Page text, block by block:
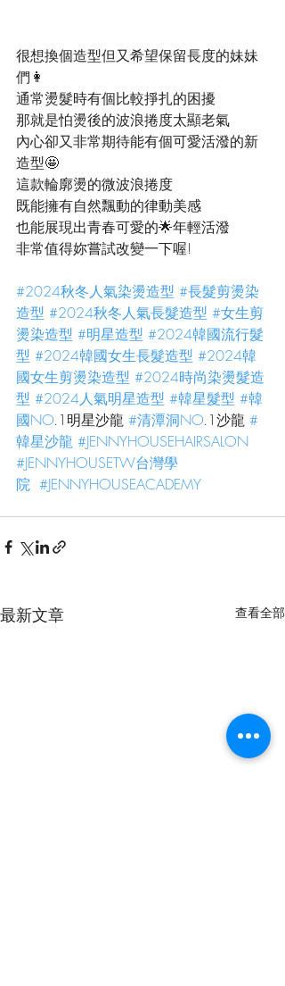
很想換個造型但又希望保留長度的妹妹
們👩
通常燙髮時有個比較掙扎的困擾
那就是怕燙後的波浪捲度太顯老氣
內心卻又非常期待能有個可愛活潑的新
造型🤩
這款輪廓燙的微波浪捲度
既能擁有自然飄動的律動美感
也能展現出青春可愛的🌟年輕活潑
非常值得妳嘗試改變一下喔!
#2024秋冬人氣染燙造型 #長髮剪燙染
造型 #2024秋冬人氣長髮造型 #女生剪
燙染造型 #明星造型 #2024韓國流行髮
型 #2024韓國女生長髮造型 #2024韓
國女生剪燙染造型 #2024時尚染燙髮造
型 #2024人氣明星造型 #韓星髮型 #韓
國NO.1明星沙龍 #清潭洞NO.1沙龍 #
韓星沙龍 #JENNYHOUSEHAIRSALON
#JENNYHOUSETW台灣學
院 #JENNYHOUSEACADEMY
最新文章 查看全部